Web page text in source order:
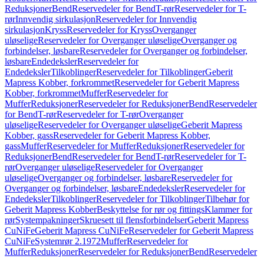
ReduksjonerBendReservedeler for BendT-rørReservedeler for T-
rørInnvendig sirkulasjonReservedeler for Innvendig
sirkulasjonKryssReservedeler for KryssOverganger
uløseligeReservedeler for Overganger uløseligeOverganger og
forbindelser, løsbareReservedeler for Overganger og forbindelser,
løsbareEndedekslerReservedeler for
EndedekslerTilkoblingerReservedeler for TilkoblingerGeberit
Mapress Kobber, forkrommetReservedeler for Geberit Mapress
Kobber, forkrommetMufferReservedeler for
MufferReduksjonerReservedeler for ReduksjonerBendReservedeler
for BendT-rørReservedeler for T-rørOverganger
uløseligeReservedeler for Overganger uløseligeGeberit Mapress
Kobber, gassReservedeler for Geberit Mapress Kobber,
gassMufferReservedeler for MufferReduksjonerReservedeler for
ReduksjonerBendReservedeler for BendT-rørReservedeler for T-
rørOverganger uløseligeReservedeler for Overganger
uløseligeOverganger og forbindelser, løsbareReservedeler for
Overganger og forbindelser, løsbareEndedekslerReservedeler for
EndedekslerTilkoblingerReservedeler for TilkoblingerTilbehør for
Geberit Mapress KobberBeskyttelse for rør og fittingsKlammer for
rørSystempakningerSkruesett til flensforbindelserGeberit Mapress
CuNiFeGeberit Mapress CuNiFeReservedeler for Geberit Mapress
CuNiFeSystemrør 2.1972MufferReservedeler for
MufferReduksjonerReservedeler for ReduksjonerBendReservedeler